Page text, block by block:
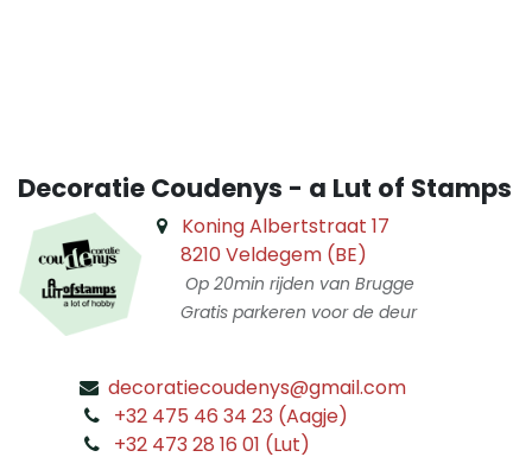
Decoratie Coudenys - a Lut of Stamps
Koning Albertstraat 17
8210 Veldegem (BE)
Op 20min rijden van Brugge
Gratis parkeren voor de deur
decoratiecoudenys@gmail.com
+32 475 46 34 23 (Aagje)
+32 473 28 16 01 (Lut)